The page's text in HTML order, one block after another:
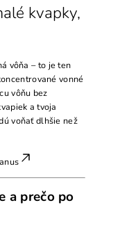
kvapky,
vôňa – to je ten
vonné
vôňu bez
a tvoja
voňať dlhšie než
a prečo po